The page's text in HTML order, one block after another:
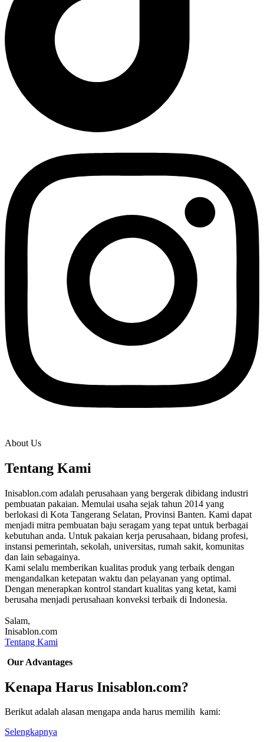
About Us
Tentang Kami
Inisablon.com adalah perusahaan yang bergerak dibidang industri
pembuatan pakaian. Memulai usaha sejak tahun 2014 yang
berlokasi di Kota Tangerang Selatan, Provinsi Banten. Kami dapat
menjadi mitra pembuatan baju seragam yang tepat untuk berbagai
kebutuhan anda. Untuk pakaian kerja perusahaan, bidang profesi,
instansi pemerintah, sekolah, universitas, rumah sakit, komunitas
dan lain sebagainya.
Kami selalu memberikan kualitas produk yang terbaik dengan
mengandalkan ketepatan waktu dan pelayanan yang optimal.
Dengan menerapkan kontrol standart kualitas yang ketat, kami
berusaha menjadi perusahaan konveksi terbaik di Indonesia.
Salam,
Inisablon.com
Tentang Kami
Our Advantages
Kenapa Harus Inisablon.com?
Berikut adalah alasan mengapa anda harus memilih kami:
Selengkapnya